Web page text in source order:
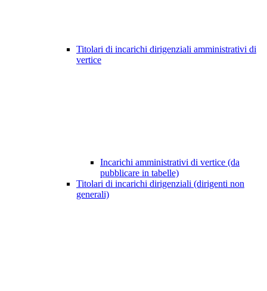
Titolari di incarichi dirigenziali amministrativi di
vertice
Incarichi amministrativi di vertice (da
pubblicare in tabelle)
Titolari di incarichi dirigenziali (dirigenti non
generali)